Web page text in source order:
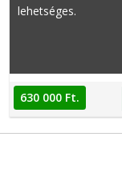
Peugeot 108
lehetséges.
630 000 Ft.